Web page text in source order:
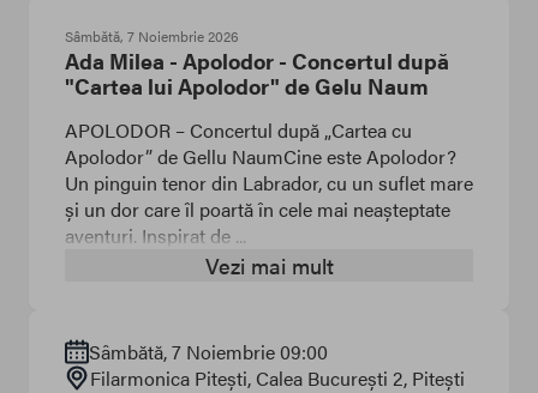
Sâmbătă, 7 Noiembrie 2026
Ada Milea - Apolodor - Concertul după
"Cartea lui Apolodor" de Gelu Naum
APOLODOR – Concertul după „Cartea cu
Apolodor” de Gellu NaumCine este Apolodor?
Un pinguin tenor din Labrador, cu un suflet mare
și un dor care îl poartă în cele mai neașteptate
aventuri. Inspirat de ...
Vezi mai mult
Sâmbătă, 7 Noiembrie 09:00
Filarmonica Pitești, Calea București 2, Pitești